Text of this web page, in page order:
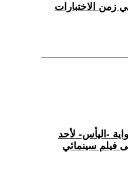
زمن الاختبارات
-اليأس- لأحد
فيلم سينمائي